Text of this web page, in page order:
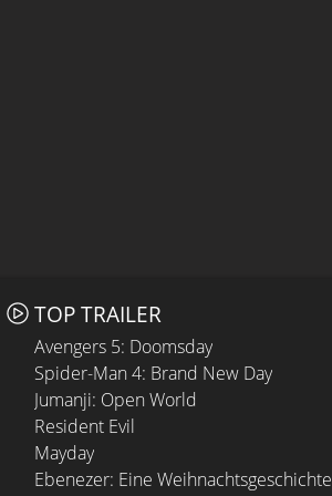
TOP TRAILER
Avengers 5: Doomsday
Spider-Man 4: Brand New Day
Jumanji: Open World
Resident Evil
Mayday
Ebenezer: Eine Weihnachtsgeschichte